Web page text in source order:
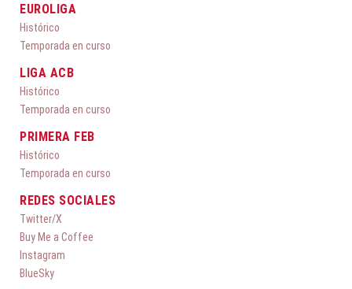
EUROLIGA
Histórico
Temporada en curso
LIGA ACB
Histórico
Temporada en curso
PRIMERA FEB
Histórico
Temporada en curso
REDES SOCIALES
Twitter/X
Buy Me a Coffee
Instagram
BlueSky